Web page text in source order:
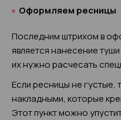
Оформляем ресницы
Последним штрихом в
является нанесение
их нужно расчесать
Если ресницы не
накладными, которые
Этот пункт можно